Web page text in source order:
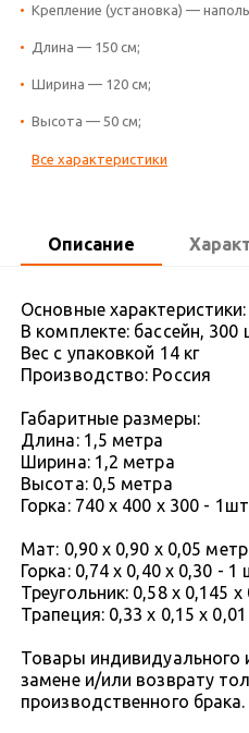
Крепление (установка) —
Длина — 150 см;
Ширина — 120 см;
Высота — 50 см;
Все характеристики
Описание
Основные характеристики:
В комплекте: бассейн, 300
Вес с упаковкой 14 кг
Производство: Россия
Габаритные размеры:
Длина: 1,5 метра
Ширина: 1,2 метра
Высота: 0,5 метра
Горка: 740 х 400 х 300 - 1шт
Мат: 0,90 х 0,90 х 0,05
Горка: 0,74 х 0,40 х 0,30 - 1
Треугольник: 0,58 х 0,145
Трапеция: 0,33 х 0,15 х
Товары индивидуального
замене и/или возврату
производственного брака.